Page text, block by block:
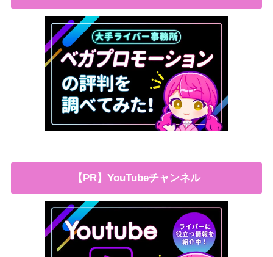
【PR】YouTubeチャンネル